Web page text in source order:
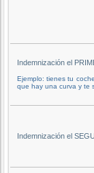
Indemnización el
Ejemplo: tienes tu
que hay una curva y te
Indemnización el